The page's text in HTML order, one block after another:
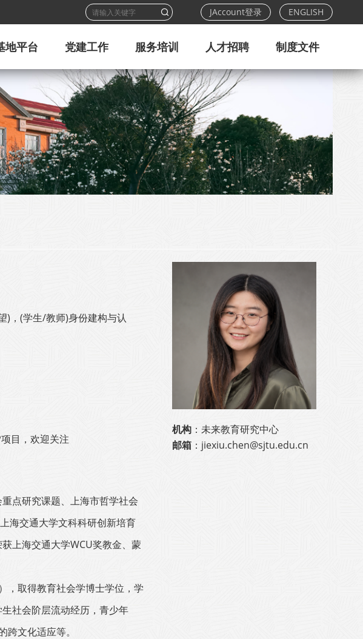
JAccount登录 ENGLISH
地平台 党建工作 服务培训 人才招聘 制度文件
)，(学生/教师)身份建构与认
目，欢迎关注
点研究课题、 上海市哲学社会
海交通大学文科科研创新培育
上海交通大学WCU奖教金、蒙
，取得教育社会学博士学位，学
社会阶层流动经历，青少年
跨文化适应等。
机构 ：未来教育研究中心
邮箱 ：jiexiu.chen@sjtu.edu.cn